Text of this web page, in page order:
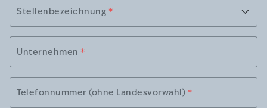
Stellenbezeichnung *
Unternehmen *
Telefonnummer (ohne Landesvorwahl) *